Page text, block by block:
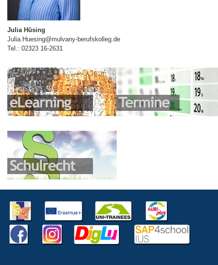
Julia Hüsing
Julia.Huesing@mulvany-berufskolleg.de
Tel.: 02323 16-2631